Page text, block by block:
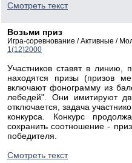
Смотреть текст
Возьми приз
Игра-соревнование / Активные /
1(12)2000
Участников ставят в линию,
находятся призы (призов
включают фонограмму из
лебедей". Они имитируют
отключается, задача
конкурса. Конкурс
сохранить соотношение -
победителя.
Смотреть текст